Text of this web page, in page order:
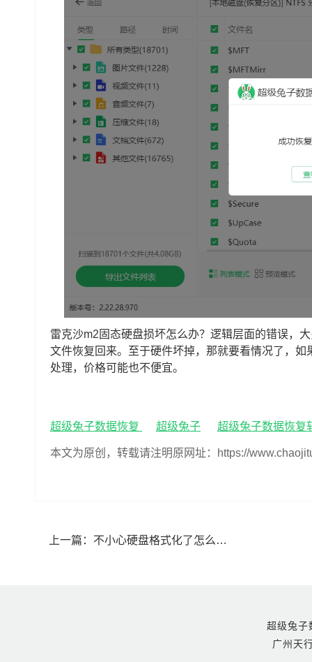
雷克沙m2固态硬盘损坏怎么办？逻辑层面的错误，
文件恢复回来。至于硬件坏掉，那就要看情况了，
处理，价格可能也不便宜。
超级兔子数据恢复 超级兔子 超级兔子数据恢复
本文为原创，转载请注明原网址：https://
上一篇： 不小心硬盘格式化了怎么恢复数据(不小心把硬盘格式化了能恢复吗)
超级兔
广州天